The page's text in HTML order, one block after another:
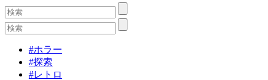
#ホラー
#探索
#レトロ